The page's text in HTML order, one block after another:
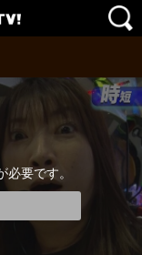
要です。